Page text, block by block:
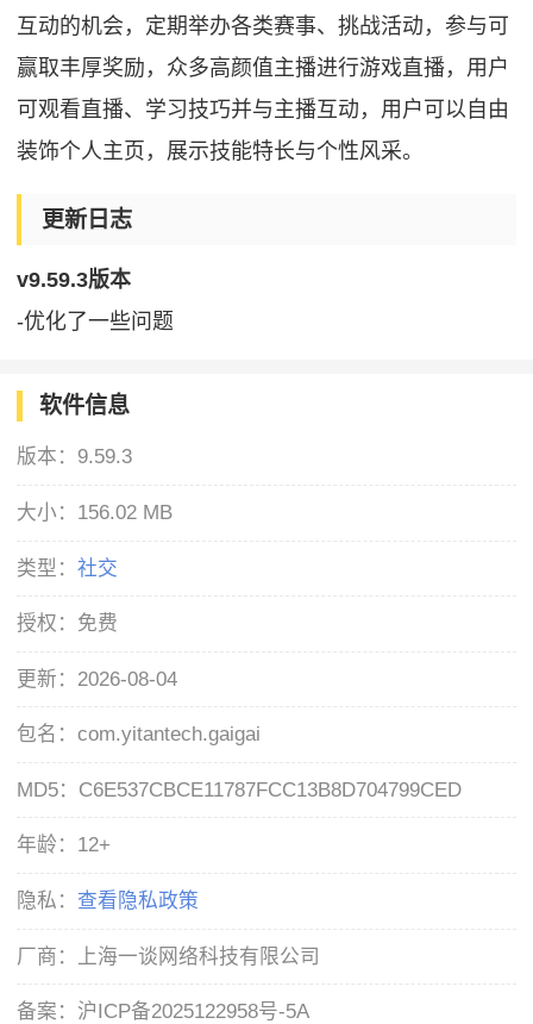
互动的机会，定期举办各类赛事、挑战活动，参与可
赢取丰厚奖励，众多高颜值主播进行游戏直播，用户
可观看直播、学习技巧并与主播互动，用户可以自由
装饰个人主页，展示技能特长与个性风采。
更新日志
v9.59.3版本
-优化了一些问题
软件信息
版本： 9.59.3
大小： 156.02 MB
类型：社交
授权： 免费
更新： 2026-08-04
包名：com.yitantech.gaigai
MD5： C6E537CBCE11787FCC13B8D704799CED
年龄： 12+
隐私： 查看隐私政策
厂商： 上海一谈网络科技有限公司
备案： 沪ICP备2025122958号-5A